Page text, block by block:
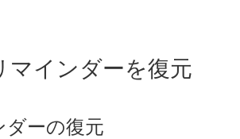
マインダーを復元
ダーの復元